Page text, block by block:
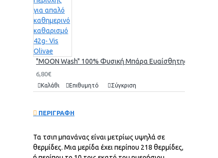
"MOON Wash" 100% Φυσική Μπάρα Ευαίσθητης
6,80€
Καλάθι Επιθυμητό Σύγκριση
ΠΕΡΙΓΡΑΦΗ
Τα τσιπ μπανάνας είναι μετρίως υψηλά σε
θερμίδες. Μια μερίδα έχει περίπου 218 θερμίδες,